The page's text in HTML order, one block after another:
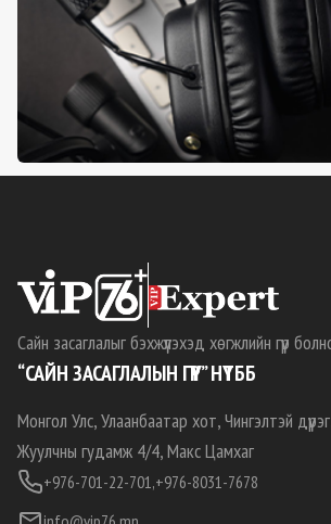
Сайн засаглалыг бэхжүүлэхэд хөгжлийн гүүр
“САЙН ЗАСАГЛАЛЫН ГҮҮР” НҮТББ
Монгол Улс, Улаанбаатар хот, Чингэлтэй
Жуулчны гудамж 4/4, Макс Цамхаг
+976-701-22-701,+976-8031-7678